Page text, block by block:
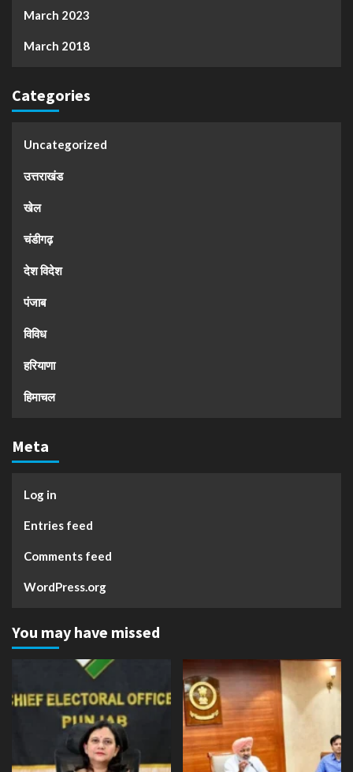
March 2023
March 2018
Categories
Uncategorized
उत्तराखंड
खेल
चंडीगढ़
देश विदेश
पंजाब
विविध
हरियाणा
हिमाचल
Meta
Log in
Entries feed
Comments feed
WordPress.org
You may have missed